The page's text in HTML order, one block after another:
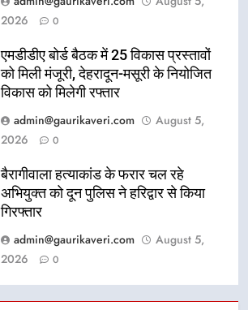
2026
0
एमडीडीए बोर्ड बैठक में 25 विकास प्रस्तावों
को मिली मंजूरी, देहरादून-मसूरी के नियोजित
विकास को मिलेगी रफ्तार
admin@gaurikaveri.com
August 5,
2026
0
बैरागीवाला हत्याकांड के फरार चल रहे
अभियुक्त को दून पुलिस ने हरिद्वार से किया
गिरफ्तार
admin@gaurikaveri.com
August 5,
2026
0